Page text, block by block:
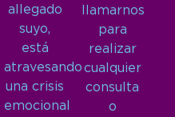
allegado
suyo,
está
atravesando
una crisis
emocional
llamarnos
para
realizar
cualquier
consulta
o